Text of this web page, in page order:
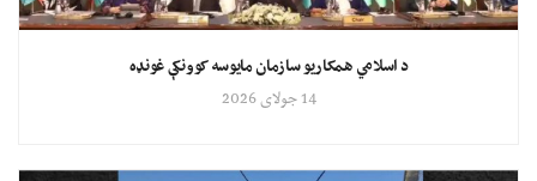
د اسلامي همکاریو سازمان مایوسه کوونکې غونډه
14 جولای 2026